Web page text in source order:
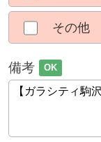
その他
備考 OK